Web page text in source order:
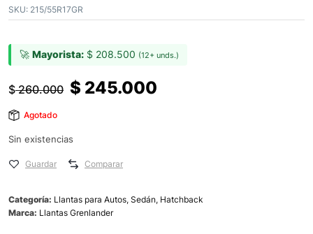
SKU: 215/55R17GR
🚀 Mayorista: $ 208.500 (12+ unds.)
$260.000 $ 245.000
Agotado
Sin existencias
Guardar Comparar
Categoría: Llantas para Autos, Sedán, Hatchback
Marca: Llantas Grenlander